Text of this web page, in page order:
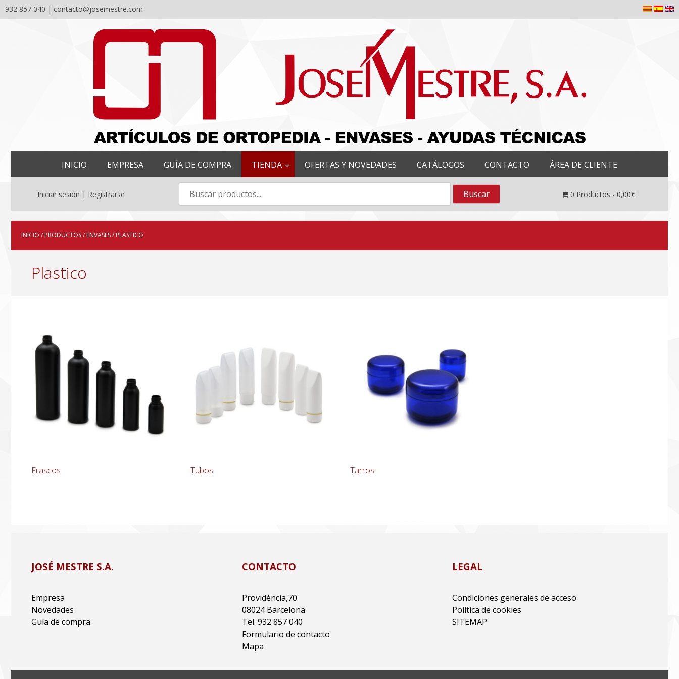
932 857 040 | contacto@josemestre.com
INICIO EMPRESA GUÍA DE COMPRA TIENDA OFERTAS Y NOVEDADES CATÁLOGOS CONTACTO ÁREA DE CLIENTE
Iniciar sesión | Registrarse 0 Productos - 0,00€
INICIO / PRODUCTOS/ ENVASES/ PLASTICO
Plastico
Frascos Tubos Tarros
JOSÉ MESTRE S.A.
Empresa
Novedades
Guía de compra
CONTACTO
Providència,70
08024 Barcelona
Tel. 932 857 040
Formulario de contacto
Mapa
LEGAL
Condiciones generales de acceso
Política de cookies
SITEMAP